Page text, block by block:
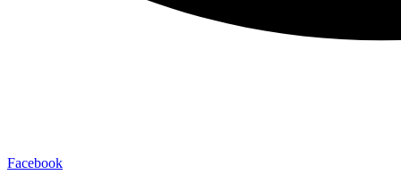
Facebook